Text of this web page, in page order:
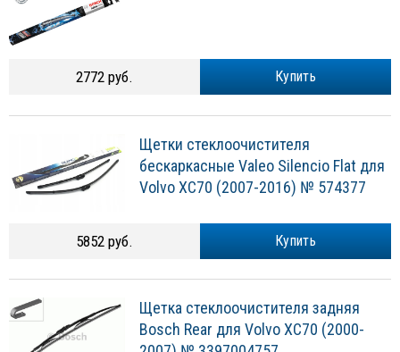
Купить
2772 руб.
Щетки стеклоочистителя
бескаркасные Valeo Silencio Flat для
Volvo XC70 (2007-2016) № 574377
Купить
5852 руб.
Щетка стеклоочистителя задняя
Bosch Rear для Volvo XC70 (2000-